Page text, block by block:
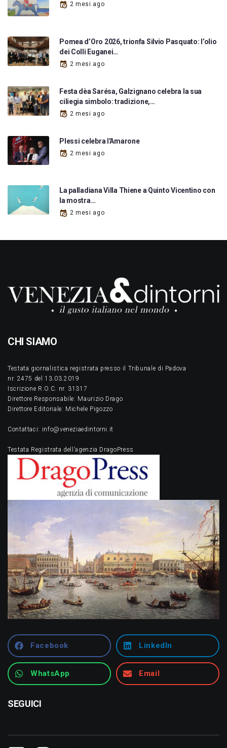
2 mesi ago
Pomea d’Oro 2026, trionfa Silvio Pasquato: l’olio
dei Colli Euganei…
2 mesi ago
Festa dèa Sarésa, Galzignano celebra la sua
ciliegia simbolo: tradizione,…
2 mesi ago
Plessi celebra l'Amarone
2 mesi ago
La palladiana Villa Thiene a Quinto Vicentino con
la mostra…
2 mesi ago
CHI SIAMO
Testata giornalistica registrata presso il Tribunale di Padova
nr. 2475 del 13.03.2019
Iscrizione R.O.C. nr. 31317
Direttore Responsabile: Maurizio Drago
Direttore Editoriale: Michele Pigozzo
Contattaci: info@veneziaedintorni.it
Testata Registrata dell’agenzia DragoPress
Facebook LinkedIn
WhatsApp Email
SEGUICI